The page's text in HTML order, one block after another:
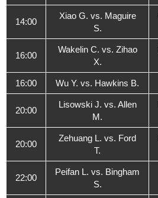
14:00
Xiao G. vs. Maguire
S.
16:00
Wakelin C. vs. Zihao
X.
16:00 Wu Y. vs. Hawkins B.
20:00
Lisowski J. vs. Allen
M.
20:00
Zehuang L. vs. Ford
T.
22:00
Peifan L. vs. Bingham
S.